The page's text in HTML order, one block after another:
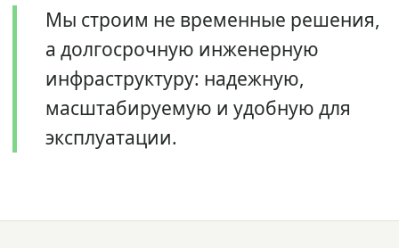
Мы строим не временные решения,
а долгосрочную инженерную
инфраструктуру: надежную,
масштабируемую и удобную для
эксплуатации.